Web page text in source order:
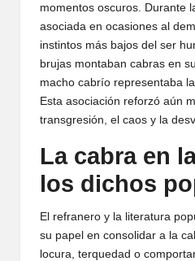
momentos oscuros. Durante
asociada en ocasiones al
instintos más bajos del ser
brujas montaban cabras en
macho cabrío representaba
Esta asociación reforzó aún
transgresión, el caos y la
La cabra en
los dichos
El refranero y la literatura
su papel en consolidar a la
locura, terquedad o